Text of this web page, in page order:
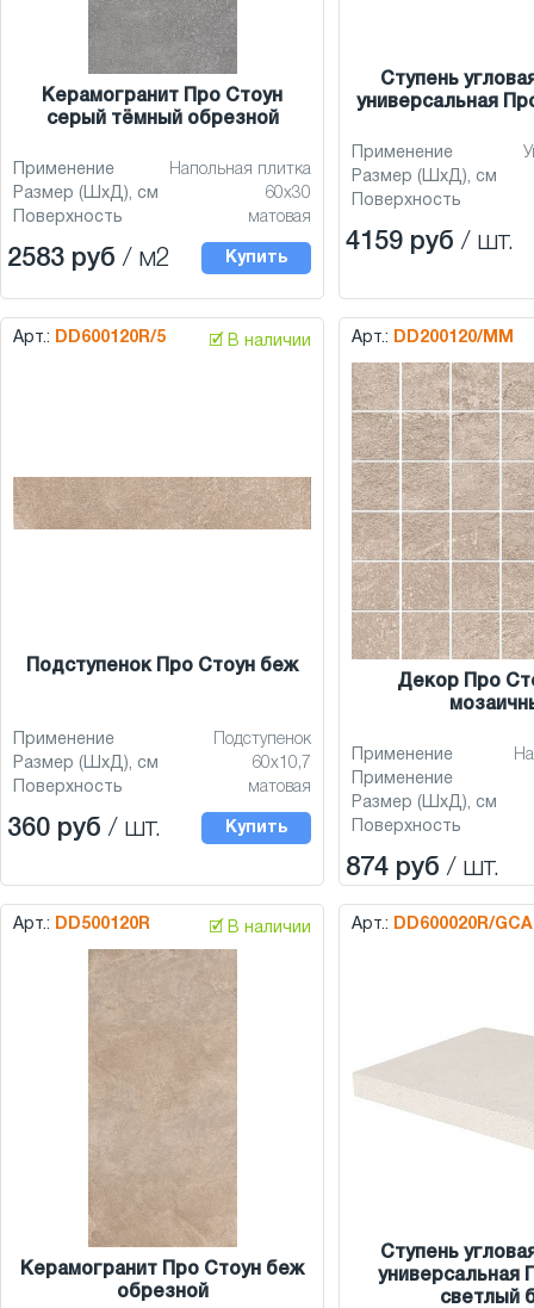
Керамогранит Про Стоун
серый тёмный обрезной
Применение
Напольная плитка
Размер (ШхД), см
60x30
Поверхность
матовая
2583 руб / м2 Купить
Ступень
универсальная
Применение
Размер (ШхД), см
Поверхность
4159 руб / шт.
Арт.: DD600120R/5 🗹 В наличии
Подступенок Про Стоун беж
Применение
Подступенок
Размер (ШхД), см
60x10,7
Поверхность
матовая
360 руб / шт. Купить
Арт.: DD200120/MM
Декор Про
Применение
Применение
Размер (ШхД), см
Поверхность
874 руб / шт.
Арт.: DD500120R 🗹 В наличии
Керамогранит Про Стоун беж
обрезной
Арт.: DD600020R/GCA
Ступень
универсальная
светлый